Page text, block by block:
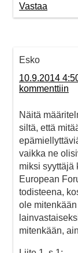
Vastaa
Esko
10.9.2014
kommenttiin
Näitä
siltä, että
vaikka ne
miksi syyttäjä
European
todisteena,
ole
mitenkään,